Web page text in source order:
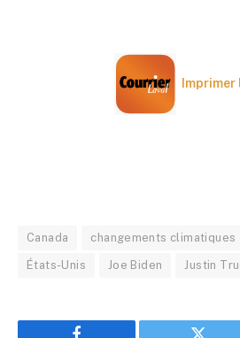
Canada changements climatiques
États-Unis Joe Biden Justin